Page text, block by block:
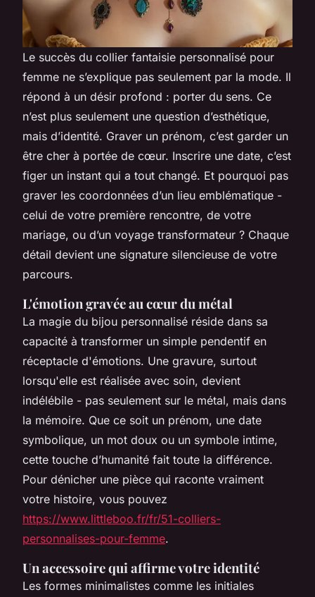
Le succès du collier fantaisie personnalisé pour
femme ne s’explique pas seulement par la mode. Il
répond à un désir profond : porter du sens. Ce
n’est plus seulement une question d’esthétique,
mais d’identité. Graver un prénom, c’est garder un
être cher à portée de cœur. Inscrire une date, c’est
figer un instant qui a tout changé. Et pourquoi pas
graver les coordonnées d’un lieu emblématique -
celui de votre première rencontre, de votre
mariage, ou d’un voyage transformateur ? Chaque
détail devient une signature silencieuse de votre
parcours.
L'émotion gravée au cœur du métal
La magie du bijou personnalisé réside dans sa
capacité à transformer un simple pendentif en
réceptacle d'émotions. Une gravure, surtout
lorsqu'elle est réalisée avec soin, devient
indélébile - pas seulement sur le métal, mais dans
la mémoire. Que ce soit un prénom, une date
symbolique, un mot doux ou un symbole intime,
cette touche d’humanité fait toute la différence.
Pour dénicher une pièce qui raconte vraiment
votre histoire, vous pouvez
https://www.littleboo.fr/fr/51-colliers-
personnalises-pour-femme.
Un accessoire qui affirme votre identité
Les formes minimalistes comme les initiales